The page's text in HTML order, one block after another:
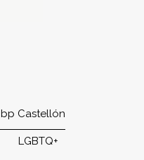
bp Castellón
LGBTQ+